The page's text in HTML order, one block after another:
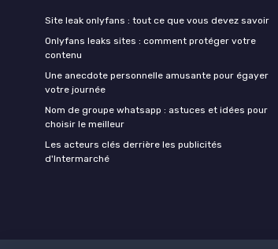
Site leak onlyfans : tout ce que vous devez savoir
Onlyfans leaks sites : comment protéger votre
contenu
Une anecdote personnelle amusante pour égayer
votre journée
Nom de groupe whatsapp : astuces et idées pour
choisir le meilleur
Les acteurs clés derrière les publicités
d'Intermarché